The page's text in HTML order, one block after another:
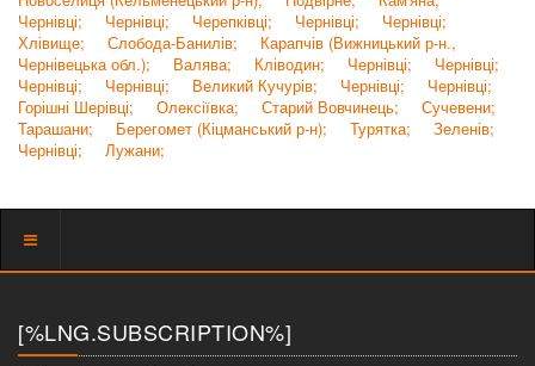
Чернівці;
Чернівці; Черепківці; Чернівці;
Чернівці;
Хлівище;
Слобода-Банилів;
Карапчів (Вижницький р-н.,
Чернівецька обл.);
Валява; Кліводин; Чернівці;
Чернівці;
Чернівці;
Чернівці; Великий Кучурів; Чернівці;
Чернівці;
Горішні Шерівці;
Олексіївка; Старий Вовчинець;
Сучевени;
Тарашани;
Берегомет (Кіцманський р-н); Турятка;
Зеленів;
Чернівці;
Лужани;
Показать
[%LNG.SUBSCRIPTION%]